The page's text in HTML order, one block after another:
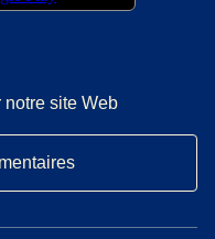
site Web